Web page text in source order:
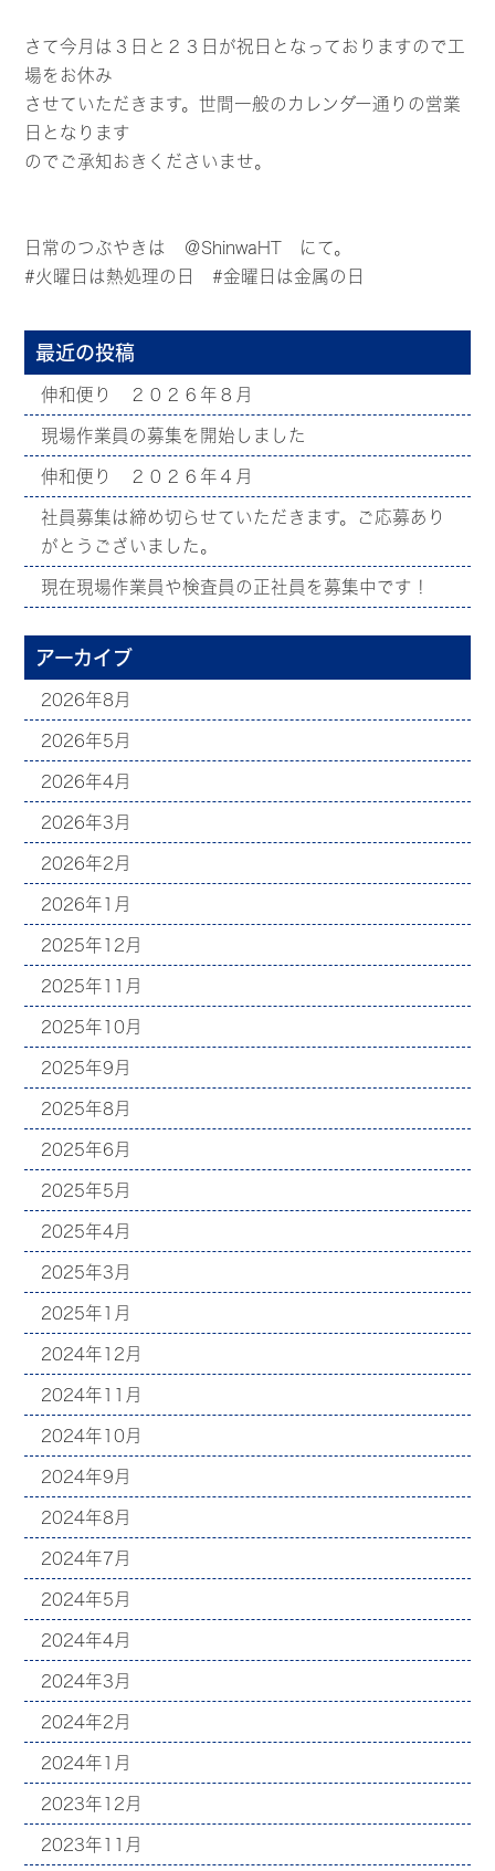
さて今月は３日と２３日が祝日となっておりますので工
場をお休み
させていただきます。世間一般のカレンダー通りの営業
日となります
のでご承知おきくださいませ。
日常のつぶやきは ＠ShinwaHT にて。
#火曜日は熱処理の日 #金曜日は金属の日
最近の投稿
伸和便り ２０２６年８月
現場作業員の募集を開始しました
伸和便り ２０２６年４月
社員募集は締め切らせていただきます。ご応募あり
がとうございました。
現在現場作業員や検査員の正社員を募集中です！
アーカイブ
2026年8月
2026年5月
2026年4月
2026年3月
2026年2月
2026年1月
2025年12月
2025年11月
2025年10月
2025年9月
2025年8月
2025年6月
2025年5月
2025年4月
2025年3月
2025年1月
2024年12月
2024年11月
2024年10月
2024年9月
2024年8月
2024年7月
2024年5月
2024年4月
2024年3月
2024年2月
2024年1月
2023年12月
2023年11月